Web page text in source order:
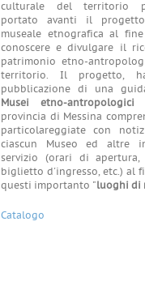
culturale del territorio
portato avanti il
museale etnografica al
conoscere e divulgare il
patrimonio etno-
territorio. Il progetto,
pubblicazione di una
Musei etno-antropologici
provincia di Messina
particolareggiate con
ciascun Museo ed altre
servizio (orari di apertura,
biglietto d'ingresso, etc.) al
questi importanto "luoghi di
Catalogo